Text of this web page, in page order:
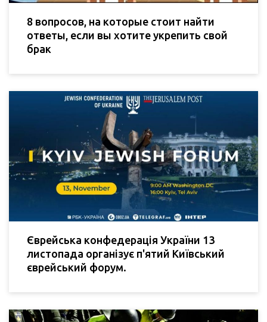
8 вопросов, на которые стоит найти
ответы, если вы хотите укрепить свой
брак
Єврейська конфедерація України 13
листопада організує п'ятий Київський
єврейський форум.